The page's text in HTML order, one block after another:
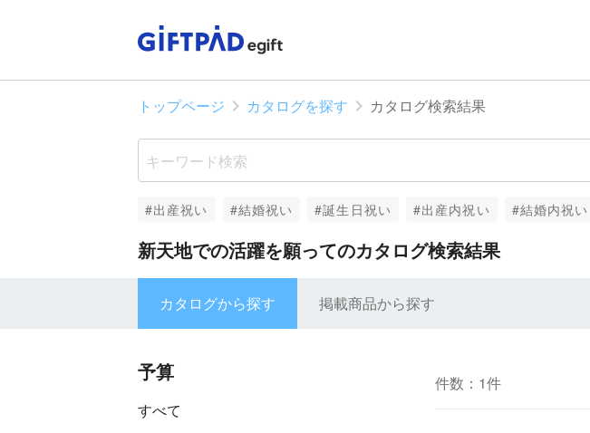
トップページ カタログを探す カタログ検索結果
#出産祝い #結婚祝い #誕生日祝い #出産内祝い #結婚内祝い
新天地での活躍を願ってのカタログ検索結果
カタログから探す 掲載商品から探す
予算
すべて
件数：1件